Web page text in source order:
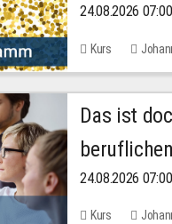
24.08.2026
Kurs
Das ist
24.08.2026
Kurs